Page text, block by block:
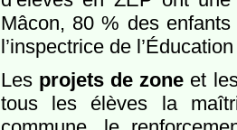
Mâcon, 80 % des
l’inspectrice de
Les projets de zone et
tous les élèves la